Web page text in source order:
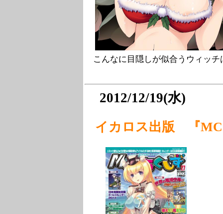
こんなに目隠しが似合うウィッチ
2012/12/19(水)
イカロス出版 『